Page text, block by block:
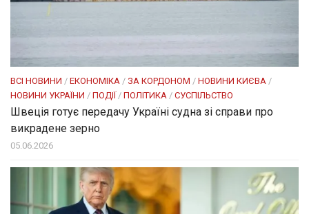
ВСІ НОВИНИ / ЕКОНОМІКА / ЗА КОРДОНОМ / НОВИНИ КИЄВА /
НОВИНИ УКРАЇНИ / ПОДІЇ/ ПОЛІТИКА / СУСПІЛЬСТВО
Швеція готує передачу Україні судна зі справи про
викрадене зерно
05.06.2026